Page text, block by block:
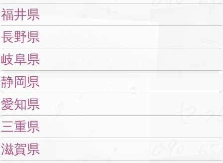
福井県
長野県
岐阜県
静岡県
愛知県
三重県
滋賀県